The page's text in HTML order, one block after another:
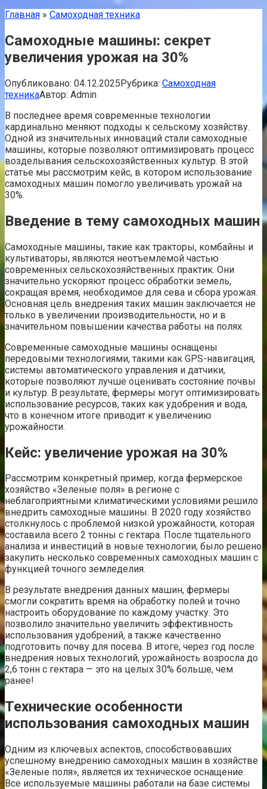
Главная » Самоходная техника
Самоходные машины: секрет
увеличения урожая на 30%
Опубликовано: 04.12.2025Рубрика: Самоходная
техникаАвтор: Admin
В последнее время современные технологии
кардинально меняют подходы к сельскому хозяйству.
Одной из значительных инноваций стали самоходные
машины, которые позволяют оптимизировать процесс
возделывания сельскохозяйственных культур. В этой
статье мы рассмотрим кейс, в котором использование
самоходных машин помогло увеличивать урожай на
30%.
Введение в тему самоходных машин
Самоходные машины, такие как тракторы, комбайны и
культиваторы, являются неотъемлемой частью
современных сельскохозяйственных практик. Они
значительно ускоряют процесс обработки земель,
сокращая время, необходимое для сева и сбора урожая.
Основная цель внедрения таких машин заключается не
только в увеличении производительности, но и в
значительном повышении качества работы на полях.
Современные самоходные машины оснащены
передовыми технологиями, такими как GPS-навигация,
системы автоматического управления и датчики,
которые позволяют лучше оценивать состояние почвы
и культур. В результате, фермеры могут оптимизировать
использование ресурсов, таких как удобрения и вода,
что в конечном итоге приводит к увеличению
урожайности.
Кейс: увеличение урожая на 30%
Рассмотрим конкретный пример, когда фермерское
хозяйство «Зеленые поля» в регионе с
неблагоприятными климатическими условиями решило
внедрить самоходные машины. В 2020 году хозяйство
столкнулось с проблемой низкой урожайности, которая
составила всего 2 тонны с гектара. После тщательного
анализа и инвестиций в новые технологии, было решено
закупить несколько современных самоходных машин с
функцией точного земледелия.
В результате внедрения данных машин, фермеры
смогли сократить время на обработку полей и точно
настроить оборудование по каждому участку. Это
позволило значительно увеличить эффективность
использования удобрений, а также качественно
подготовить почву для посева. В итоге, через год после
внедрения новых технологий, урожайность возросла до
2,6 тонн с гектара — это на целых 30% больше, чем
ранее!
Технические особенности
использования самоходных машин
Одним из ключевых аспектов, способствовавших
успешному внедрению самоходных машин в хозяйстве
«Зеленые поля», является их техническое оснащение.
Все используемые машины работали на базе системы